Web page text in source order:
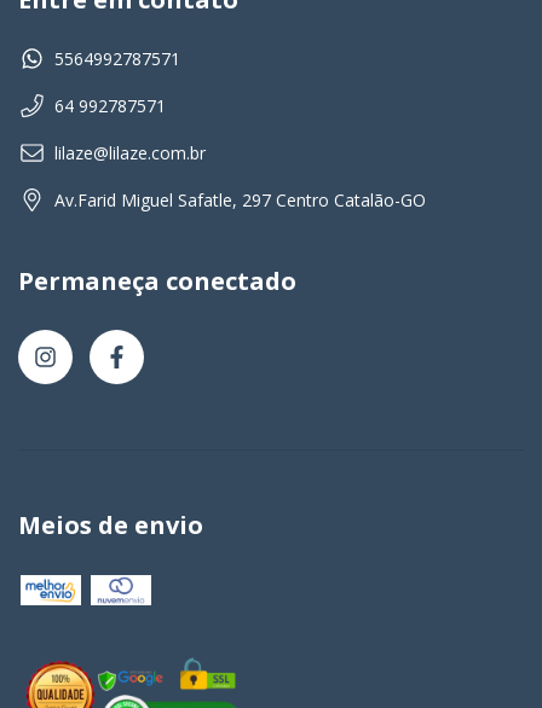
5564992787571
64 992787571
lilaze@lilaze.com.br
Av.Farid Miguel Safatle, 297 Centro Catalão-GO
Permaneça conectado
Meios de envio